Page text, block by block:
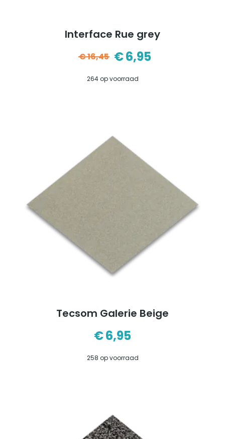
Interface Rue grey
€16,45
Oorspronkelijke
prijs
€6,95
Huidige
prijs
264 op voorraad
Tecsom Galerie Beige
€6,95
258 op voorraad